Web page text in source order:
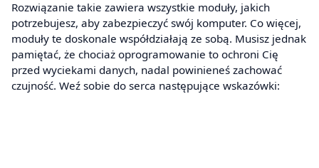
Rozwiązanie takie zawiera wszystkie moduły, jakich
potrzebujesz, aby zabezpieczyć swój komputer. Co więcej,
moduły te doskonale współdziałają ze sobą. Musisz jednak
pamiętać, że chociaż oprogramowanie to ochroni Cię
przed wyciekami danych, nadal powinieneś zachować
czujność. Weź sobie do serca następujące wskazówki: